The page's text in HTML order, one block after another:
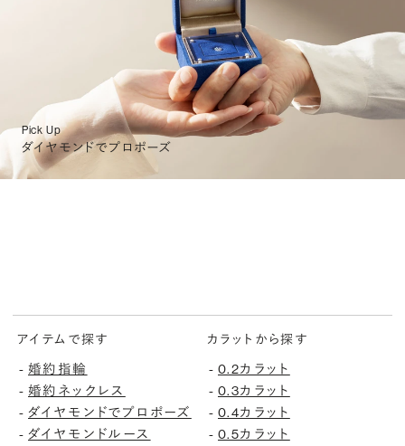
Pick Up
ダイヤモンドでプロポーズ
アイテムで探す
- 婚約指輪
- 婚約ネックレス
- ダイヤモンドでプロポーズ
- ダイヤモンドルース
カラットから探す
- 0.2カラット
- 0.3カラット
- 0.4カラット
- 0.5カラット